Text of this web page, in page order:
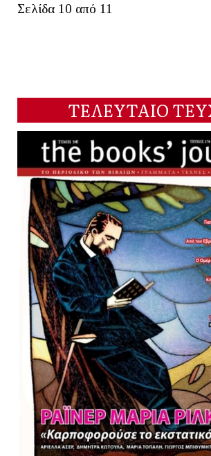
Σελίδα 10 από 11
ΤΕΛΕΥΤΑΙΟ